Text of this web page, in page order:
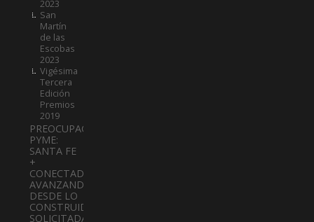
2023
San
Martín
de las
Escobas
2023
Vigésima
Tercera
Edición
Premios
2019
PREOCUPACIÓN
PYME:
SANTA FE
+
CONECTADA:
AVANZANDO
DESDE LO
CONSTRUIDO
SOLICITADA.